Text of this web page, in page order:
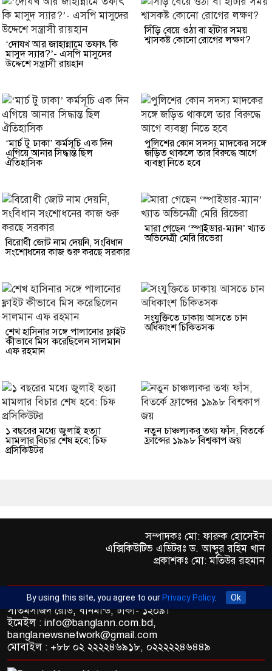
‘দোযখ আর জাহান্নামে তফাৎ কি
মাসুদ স্যার?’- এসপি মাসুদের
উদ্দেশে সন্ত্রাসী রায়হান
সিঁড়ি বেয়ে ওঠা বা হাঁটার সময়
শ্বাসকষ্ট কোনো রোগের লক্ষণ?
‘মার্চ টু ঢাকা’ কর্মসূচি এক দিন
এগিয়ে আনার সিদ্ধান্ত ছিল
ঐতিহাসিক
পুলিশের কোন সদস্য মাদকের সঙ্গে
জড়িত থাকলে তার বিরুদ্ধে আগে
ব্যবস্থা নিতে হবে
বিরোধী জোট নাম দেয়নি, সংবিধান
সংশোধনের কাজ শুরু করছে সরকার
মারা গেছেন ‘স্পাইডার-ম্যান’ খ্যাত
অভিনেত্রী মেরি রিভেরা
শেখ হাসিনার সঙ্গে পালানোর ফ্লাইট
কীভাবে মিস করেছিলেন সালমান
এফ রহমান
সংযুক্তিতে ঢাকায় আসতে চান
অধিকাংশ চিকিত্সক
১ বছরের মধ্যে জুলাই হত্যা
মামলার বিচার শেষ হবে: চিফ
প্রসিকিউটর
নতুন চাঞ্চল্যকর তথ্য ফাঁস, বিতর্কে
ফ্রান্সের ১৯৯৮ বিশ্বকাপ জয়
সম্পাদকঃ মো: ফারুক হোসেইন
এক্সিকিউটিভ এডিটরঃ ড. আব্দুর রহিম খান
প্রকাশকঃ মো: মতিউর রহমান
অফিস : রুপায়ন জেড. আর প্লাজা (৯তলা), প্লট- ৪৬,রোড নং- ৯/এ,
সাতমসজিদ রোড, ধানমন্ডি, ঢাকা- ১২০৯।
ইমেইল : info@banglann.com.bd,
banglanewsnetwork@gmail.com
মোবাইল : +৮৮ ০২ ২২২২৪৬৯১৮, ০২২২২২৪৬৪৪৯
By using this site, you agree to our Privacy Policy. Ok